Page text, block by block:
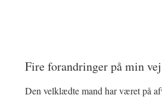
Fire forandringer på min
Den velklædte mand har været på